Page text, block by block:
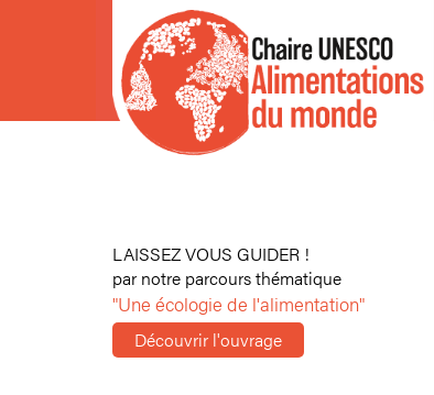
LAISSEZ VOUS GUIDER !
par notre parcours thématique
"Une écologie de l'alimentation"
Découvrir l'ouvrage